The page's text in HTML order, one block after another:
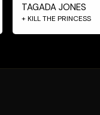
TAGADA JONES
+ KILL THE PRINCESS